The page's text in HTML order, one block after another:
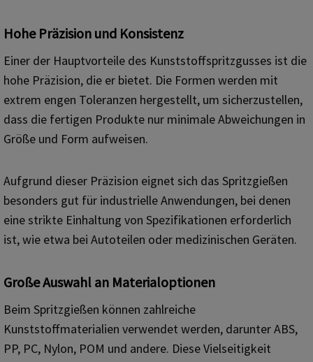
Hohe Präzision und Konsistenz
Einer der Hauptvorteile des Kunststoffspritzgusses ist die
hohe Präzision, die er bietet. Die Formen werden mit
extrem engen Toleranzen hergestellt, um sicherzustellen,
dass die fertigen Produkte nur minimale Abweichungen in
Größe und Form aufweisen.
Aufgrund dieser Präzision eignet sich das Spritzgießen
besonders gut für industrielle Anwendungen, bei denen
eine strikte Einhaltung von Spezifikationen erforderlich
ist, wie etwa bei Autoteilen oder medizinischen Geräten.
Große Auswahl an Materialoptionen
Beim Spritzgießen können zahlreiche
Kunststoffmaterialien verwendet werden, darunter ABS,
PP, PC, Nylon, POM und andere. Diese Vielseitigkeit